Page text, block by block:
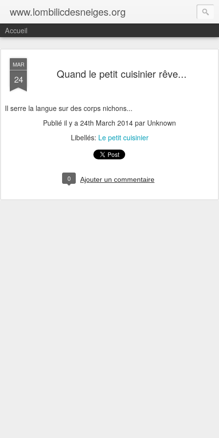
www.lombilicdesneiges.org
Accueil
MAR
24 Quand le petit cuisinier rêve...
Il serre la langue sur des corps nichons...
Publié il y a 24th March 2014 par Unknown
Libellés: Le petit cuisinier
0 Ajouter un commentaire